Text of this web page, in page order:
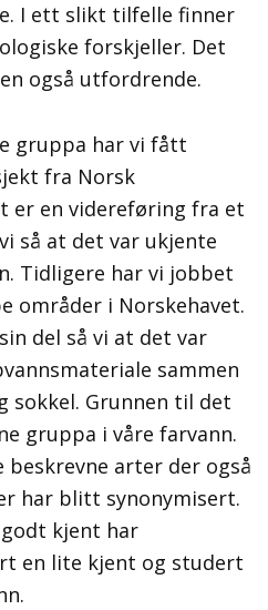
I ett slikt tilfelle finner
forskjeller. Det
også utfordrende.
gruppa har vi fått
fra Norsk
er en videreføring fra et
så at det var ukjente
Tidligere har vi jobbet
områder i Norskehavet.
del så vi at det var
sammen
sokkel. Grunnen til det
gruppa i våre farvann.
beskrevne arter der også
har blitt synonymisert.
kjent har
en lite kjent og studert